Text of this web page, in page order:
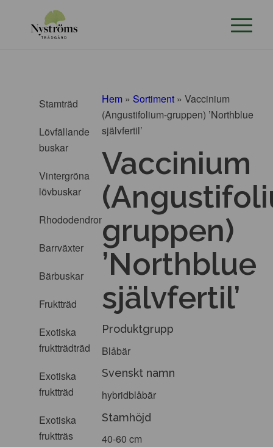
Stamträd
Lövfällande
buskar
Vintergröna
lövbuskar
Rhododendron
Barrväxter
Bärbuskar
Fruktträd
Exotiska
fruktträdträd
Exotiska
fruktträd
Exotiska
fruktträs
Hem » Sortiment »Vaccinium
(Angustifolium-gruppen) ’Northblue
självfertil’
Vaccinium
gruppen)
’Northblue
självfertil’
Produktgrupp
Blåbär
Svenskt namn
hybridblåbär
Stamhöjd
40-60 cm